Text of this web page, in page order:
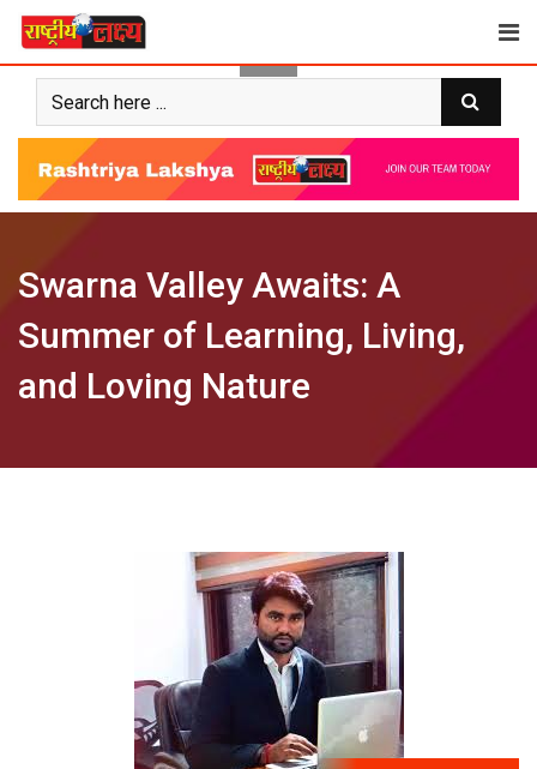
Skip
content
Swarna Valley Awaits: A
Summer of Learning, Living,
and Loving Nature